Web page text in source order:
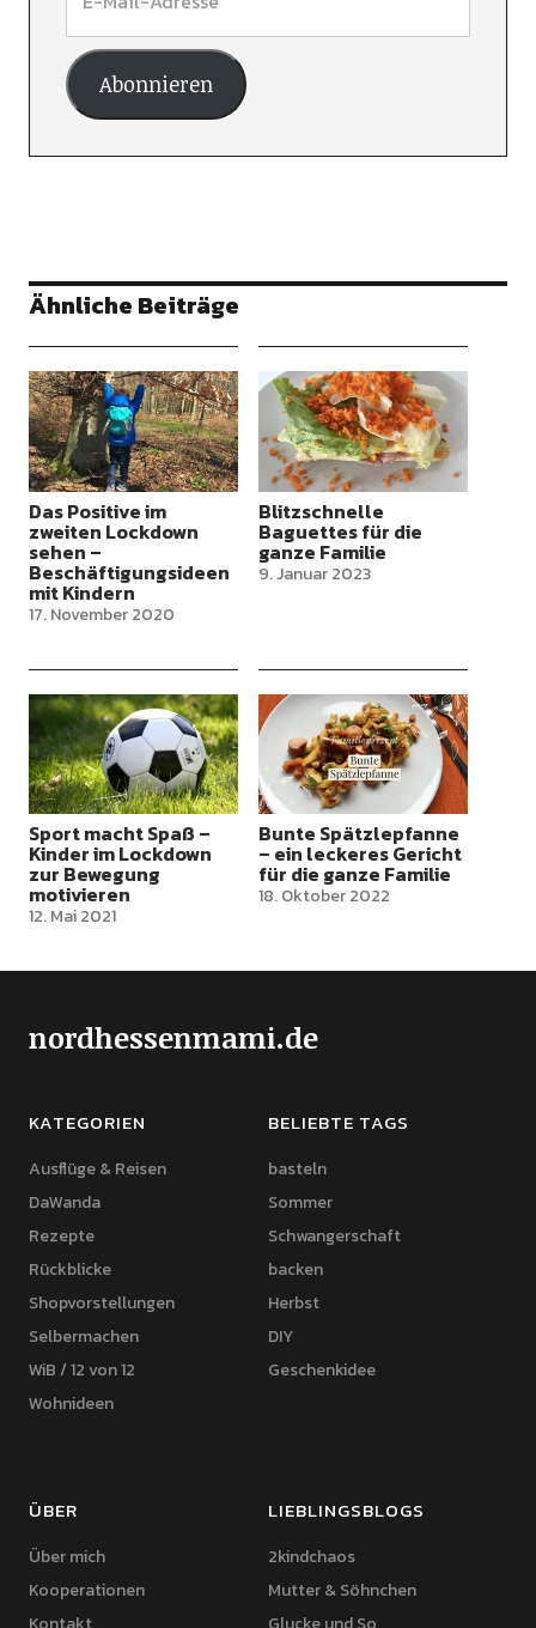
Abonnieren
Ähnliche Beiträge
Das Positive im
zweiten Lockdown
sehen –
Beschäftigungsideen
mit Kindern
17. November 2020
Blitzschnelle
Baguettes für die
ganze Familie
9. Januar 2023
Sport macht Spaß –
Kinder im Lockdown
zur Bewegung
motivieren
12. Mai 2021
Bunte Spätzlepfanne
– ein leckeres Gericht
für die ganze Familie
18. Oktober 2022
nordhessenmami.de
KATEGORIEN
Ausflüge & Reisen
DaWanda
Rezepte
Rückblicke
Shopvorstellungen
Selbermachen
WiB / 12 von 12
Wohnideen
BELIEBTE TAGS
basteln
Sommer
Schwangerschaft
backen
Herbst
DIY
Geschenkidee
ÜBER
Über mich
Kooperationen
LIEBLINGSBLOGS
2kindchaos
Mutter & Söhnchen